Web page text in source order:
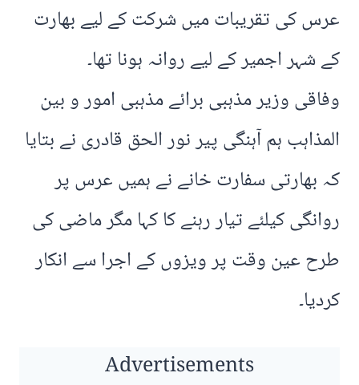
عرس کی تقریبات میں شرکت کے لیے بھارت
کے شہر اجمیر کے لیے روانہ ہونا تھا۔
وفاقی وزیر مذہبی برائے مذہبی امور و بین
المذاہب ہم آہنگی پیر نور الحق قادری نے بتایا
کہ بھارتی سفارت خانے نے ہمیں عرس پر
روانگی کیلئے تیار رہنے کا کہا مگر ماضی کی
طرح عین وقت پر ویزوں کے اجرا سے انکار
کردیا۔
Advertisements